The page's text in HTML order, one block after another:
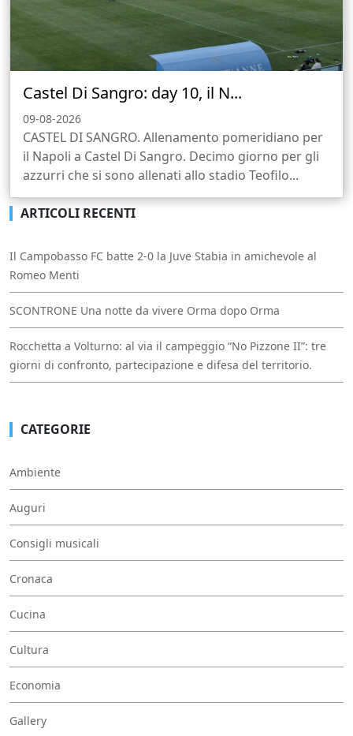
Castel Di Sangro: day 10, il N...
09-08-2026
CASTEL DI SANGRO. Allenamento pomeridiano per
il Napoli a Castel Di Sangro. Decimo giorno per gli
azzurri che si sono allenati allo stadio Teofilo...
ARTICOLI RECENTI
Il Campobasso FC batte 2-0 la Juve Stabia in amichevole al
Romeo Menti
SCONTRONE Una notte da vivere Orma dopo Orma
Rocchetta a Volturno: al via il campeggio “No Pizzone II”: tre
giorni di confronto, partecipazione e difesa del territorio.
CATEGORIE
Ambiente
Auguri
Consigli musicali
Cronaca
Cucina
Cultura
Economia
Gallery